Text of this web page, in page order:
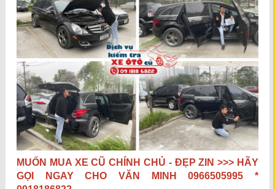
MUỐN MUA XE CŨ CHÍNH CHỦ - ĐẸP ZIN >>> HÃY
GỌI NGAY CHO VĂN MINH 0966505995 *